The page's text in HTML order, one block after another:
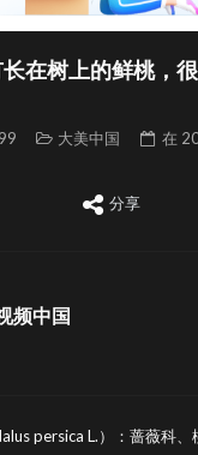
在树上的鲜桃，
大美中国 在
分享
频中国
persica L.）：蔷薇科